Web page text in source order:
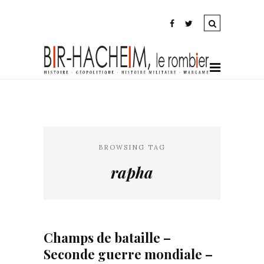
BROWSING TAG
rapha
Champs de bataille –
Seconde guerre mondiale –